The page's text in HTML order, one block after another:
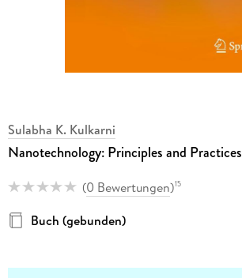
Sulabha K. Kulkarni
Nanotechnology: Principles and Practices
(0 Bewertungen)15
Buch (gebunden)